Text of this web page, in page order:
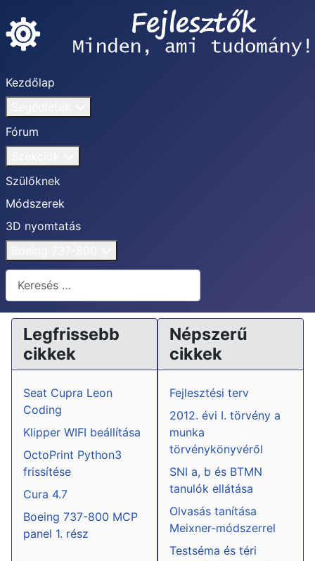
Kezdőlap
Fórum
Szülőknek
Módszerek
3D nyomtatás
Keresés...
Legfrissebb
cikkek
Seat Cupra Leon
Coding
Klipper WIFI beállítása
OctoPrint Python3
frissítése
Cura 4.7
Boeing 737-800 MCP
panel 1. rész
Népszerű
cikkek
Fejlesztési terv
2012. évi I. törvény a
munka
törvénykönyvéről
SNI a, b és BTMN
tanulók ellátása
Olvasás tanítása
Meixner-módszerrel
Testséma és téri